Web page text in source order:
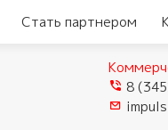
Стать партнером
8